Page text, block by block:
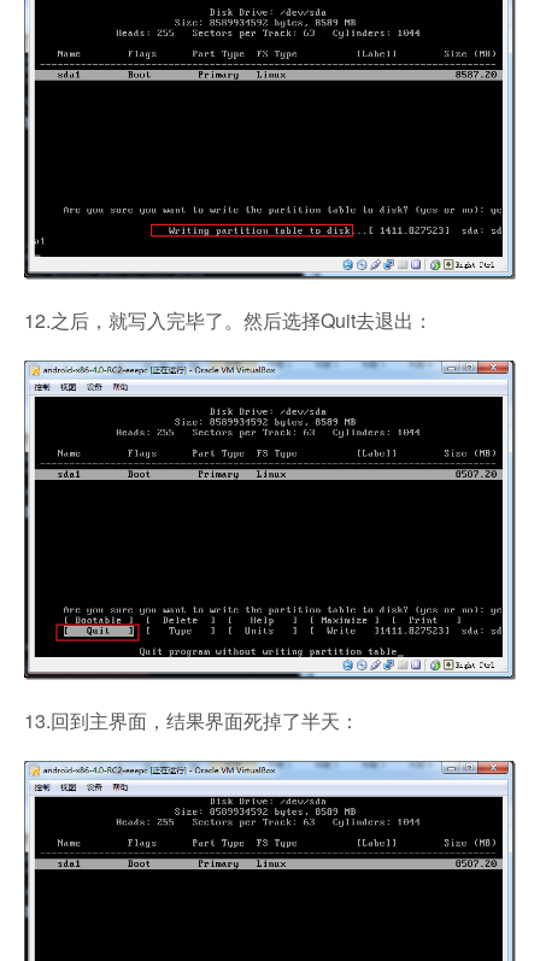
12.之后，就写入完毕了。然后选择Quit去退出：
13.回到主界面，结果界面死掉了半天：